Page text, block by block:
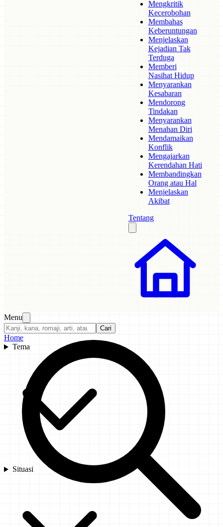
Mengkritik
Kecerobohan
Membahas
Keberuntungan
Menjelaskan
Kejadian Tak
Terduga
Memberi
Nasihat Hidup
Menyarankan
Kesabaran
Mendorong
Tindakan
Menyarankan
Menahan Diri
Mendamaikan
Konflik
Mengajarkan
Kerendahan Hati
Membandingkan
Orang atau Hal
Menjelaskan
Akibat
Tentang
Menu
Cari
Home
Tema
Situasi